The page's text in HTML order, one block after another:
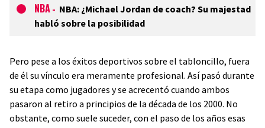
NBA - NBA: ¿Michael Jordan de coach? Su majestad
habló sobre la posibilidad
Pero pese a los éxitos deportivos sobre el tabloncillo, fuera
de él su vínculo era meramente profesional. Así pasó durante
su etapa como jugadores y se acrecentó cuando ambos
pasaron al retiro a principios de la década de los 2000. No
obstante, como suele suceder, con el paso de los años esas